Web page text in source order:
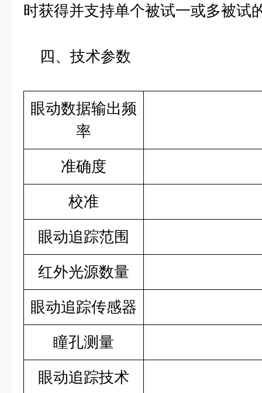
时获得并支持单个被试一或多被试
四、技术参数
眼动数据输出频
率
准确度
校准
眼动追踪范围
红外光源数量
眼动追踪传感器
瞳孔测量
眼动追踪技术